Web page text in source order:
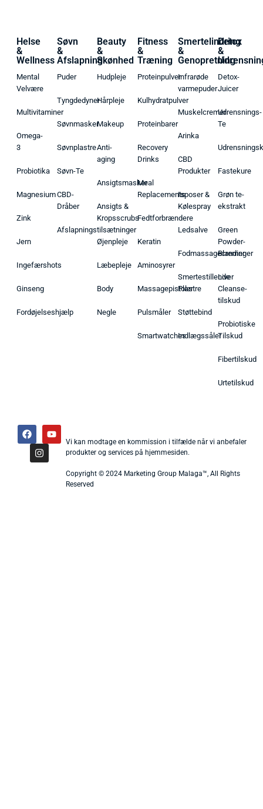
Helse
&
Wellness
Mental
Velvære
Multivitaminer
Omega-
3
Probiotika
Magnesium
Zink
Jern
Ingefærshots
Ginseng
Fordøjelseshjælp
Søvn
&
Afslapning
Puder
Tyngdedyner
Søvnmasker
Søvnplastre
Søvn-Te
CBD-
Dråber
Afslapningstilsætninger
Beauty
&
Skønhed
Hudpleje
Hårpleje
Makeup
Anti-
aging
Ansigtsmasker
Ansigts &
Kropsscrubs
Øjenpleje
Læbepleje
Body
Negle
Fitness
&
Træning
Proteinpulver
Kulhydratpulver
Proteinbarer
Recovery
Drinks
Meal
Replacements
Fedtforbrændere
Keratin
Aminosyrer
Massagepistoler
Pulsmåler
Smartwatches
Smertelindring
&
Genopretning
Infrarøde
varmepuder
Muskelcremer
Arinka
CBD
Produkter
Isposer &
Kølespray
Ledsalve
Fodmassagecremer
Smertestillende
Plastre
Støttebind
Indlægssåler
Detox
&
Detox-
Juicer
Udrensnings-
Te
Fastekure
Grøn te-
ekstrakt
Green
Powder-
Blandinger
Liver
Cleanse-
tilskud
Probiotiske
Tilskud
Fibertilskud
Urtetilskud
Vi kan modtage en kommission i tilfælde når vi anbefaler
produkter og services på hjemmesiden.
Copyright © 2024 Marketing Group Malaga™, All Rights
Reserved